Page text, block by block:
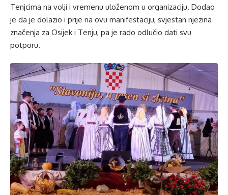
Tenjcima na volji i vremenu uloženom u organizaciju. Dodao
je da je dolazio i prije na ovu manifestaciju, svjestan njezina
značenja za Osijek i Tenju, pa je rado odlučio dati svu
potporu.